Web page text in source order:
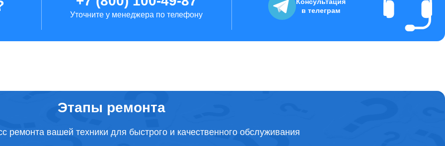
от 2 часов
Уточните у менеджера по телефону
в телеграм
Этапы ремонта
ремонта вашей техники для быстрого и качественного обслуживания